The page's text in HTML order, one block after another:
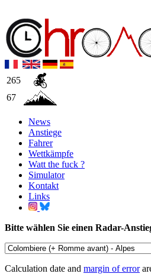
265
67
News
Anstiege
Fahrer
Wettkämpfe
Watt the fuck ?
Simulator
Kontakt
Links
Bitte wählen Sie einen Radar-
Calculation date and margin of error